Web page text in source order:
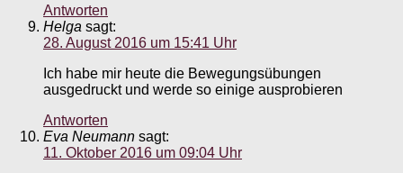
Antworten
Helga sagt:
28. August 2016 um 15:41 Uhr
Ich habe mir heute die Bewegungsübungen
ausgedruckt und werde so einige ausprobieren
Antworten
Eva Neumann sagt:
11. Oktober 2016 um 09:04 Uhr